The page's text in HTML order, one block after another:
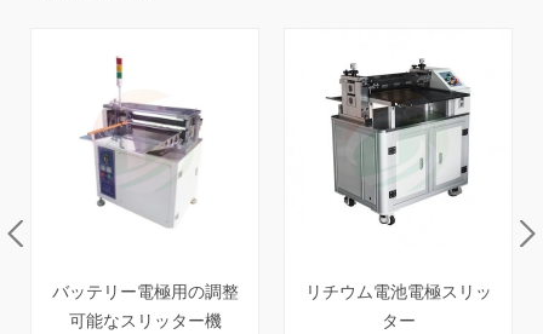
リチウム電池電極スリッ
ター
バッテリーニッケルスト
リップ用ニッケル切断機